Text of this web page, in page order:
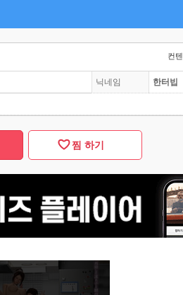
컨
닉네임 한터빕
찜 하기